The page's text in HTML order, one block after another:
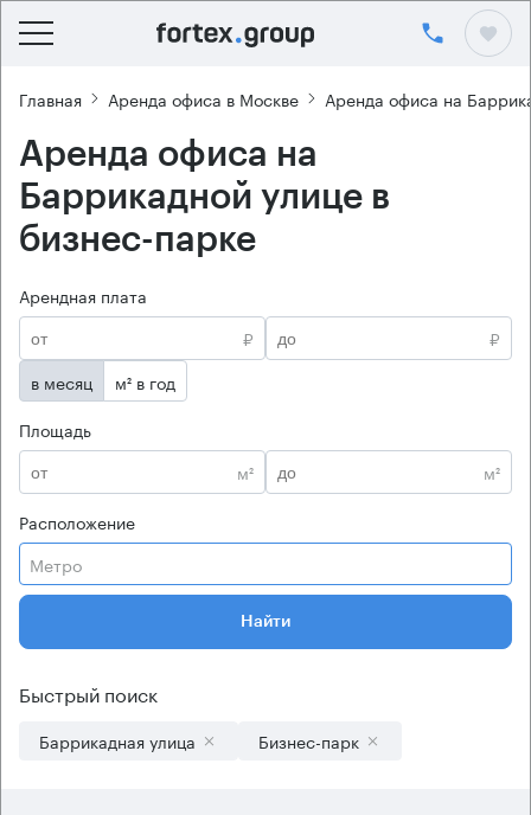
Главная Аренда офиса в Москве Аренда офиса на
Аренда офиса на
Баррикадной улице в
бизнес-парке
Арендная плата
₽
₽
в месяц
м² в год
Площадь
м²
м²
Расположение
Метро
Найти
Быстрый поиск
Баррикадная улица Бизнес-парк